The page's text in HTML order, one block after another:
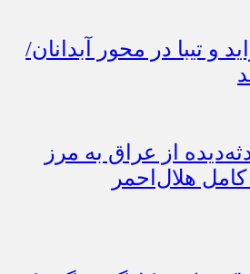
و تیبا در محور آبدانان/
حادثه‌دیده از عراق به مرز
هلال‌احمر